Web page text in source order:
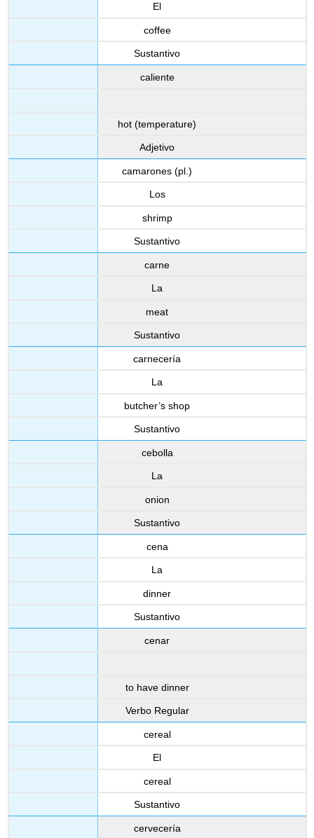
El
coffee
Sustantivo
caliente
hot (temperature)
Adjetivo
camarones (pl.)
Los
shrimp
Sustantivo
carne
La
meat
Sustantivo
carnecería
La
butcher’s shop
Sustantivo
cebolla
La
onion
Sustantivo
cena
La
dinner
Sustantivo
cenar
to have dinner
Verbo Regular
cereal
El
cereal
Sustantivo
cervecería